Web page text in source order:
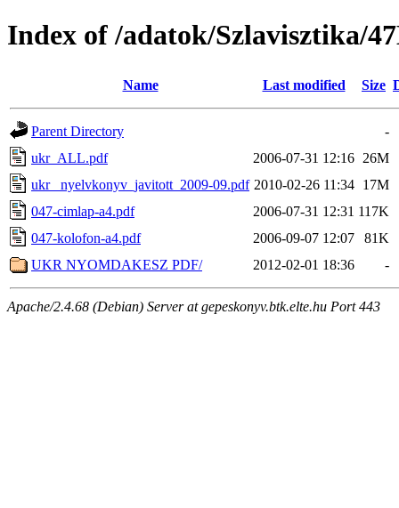
Index of /adatok/Szlavisztika/
Name Last modified Size
Parent Directory
-
ukr_ALL.pdf
2006-07-31 12:16 26M
ukr _nyelvkonyv_javitott_2009-09.pdf 2010-02-26 11:34 17M
047-cimlap-a4.pdf
2006-07-31 12:31 117K
047-kolofon-a4.pdf
2006-09-07 12:07
81K
UKR NYOMDAKESZ PDF/
2012-02-01 18:36 -
Apache/2.4.68 (Debian) Server at gepeskonyv.btk.elte.hu Port 443